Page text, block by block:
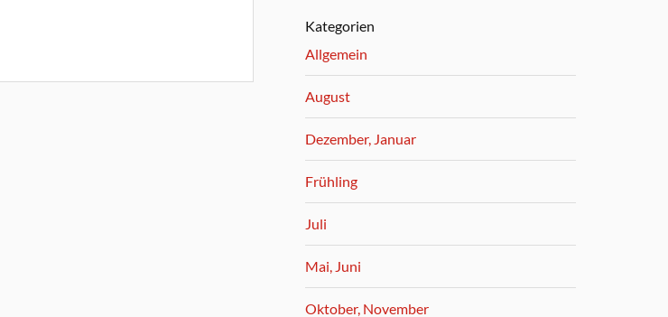
Kategorien
Allgemein
August
Dezember, Januar
Frühling
Juli
Mai, Juni
Oktober, November